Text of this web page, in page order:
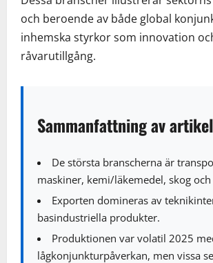
och beroende av både global
inhemska styrkor som innovation
råvarutillgång.
Sammanfattning av
De största branscherna är
maskiner, kemi/läkemedel, skog
Exporten domineras av
basindustriella produkter.
Produktionen var volatil 2025
lågkonjunkturpåverkan, men vissa